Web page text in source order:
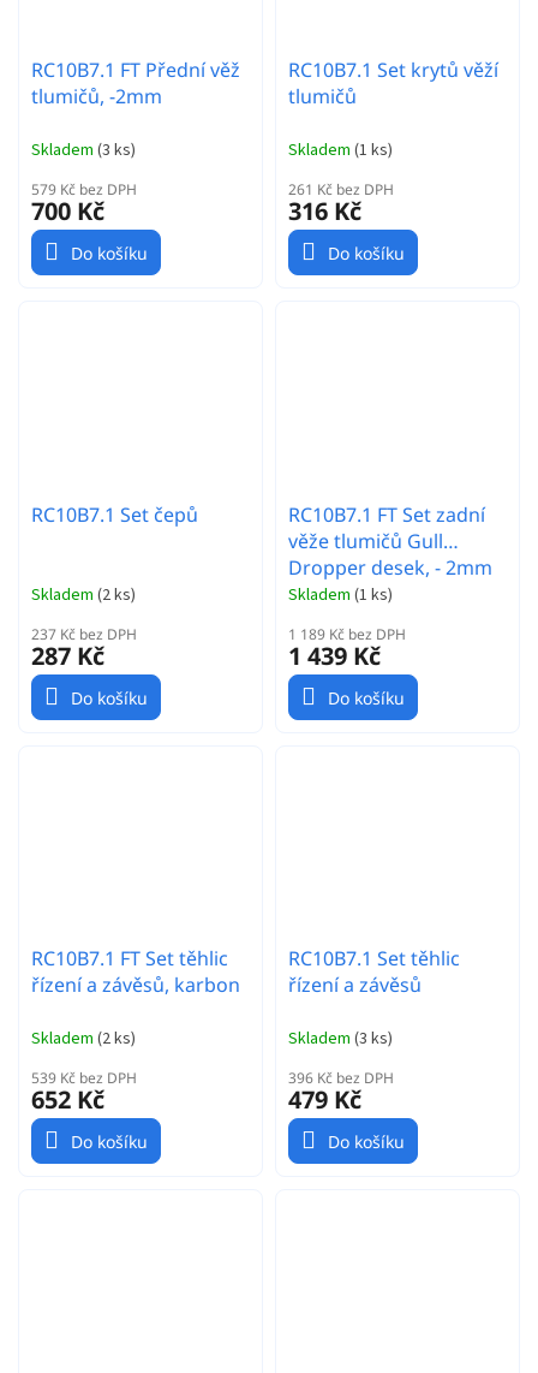
RC10B7.1 FT Přední věž
tlumičů, -2mm
Skladem (3 ks)
579 Kč bez DPH
700 Kč
Do košíku
RC10B7.1 Set krytů věží
tlumičů
Skladem (1 ks)
261 Kč bez DPH
316 Kč
Do košíku
RC10B7.1 Set čepů
Skladem (2 ks)
237 Kč bez DPH
287 Kč
Do košíku
RC10B7.1 FT Set zadní
věže tlumičů Gull
Dropper desek, - 2mm
Skladem (1 ks)
1 189 Kč bez DPH
1 439 Kč
Do košíku
RC10B7.1 FT Set těhlic
řízení a závěsů, karbon
Skladem (2 ks)
539 Kč bez DPH
652 Kč
Do košíku
RC10B7.1 Set těhlic
řízení a závěsů
Skladem (3 ks)
396 Kč bez DPH
479 Kč
Do košíku